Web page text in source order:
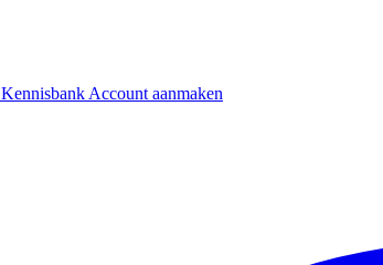
Kennisbank Account aanmaken